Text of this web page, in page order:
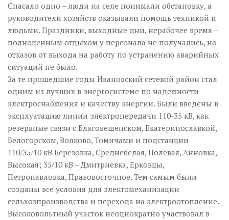
Спасало одно – люди на селе понимали обстановку, а
руководители хозяйств оказывали помощь техникой и
людьми. Праздники, выходные дни, нерабочее время –
полноценным отдыхом у персонала не получались, но
отказов от выхода на работу по устранению аварийных
ситуаций не было.
За те прошедшие годы Ивановский сетевой район стал
одним из лучших в энергосистеме по надежности
электроснабжения и качеству энергии. Были введены в
эксплуатацию линии электропередачи 110-35 кВ, как
резервные связи с Благовещенском, Екатеринославкой,
Белогорском, Волково, Томичами и подстанции
110/35/10 кВ Березовка, Среднебелая, Полевая, Анновка,
Высокая; 35/10 кВ – Дмитриевка, Ерковцы,
Петропавловка, Правовосточное. Тем самым были
созданы все условия для электомеханизации
сельхозпроизводства и перехода на электроотопление.
Высоковольтный участок неоднократно участвовал в